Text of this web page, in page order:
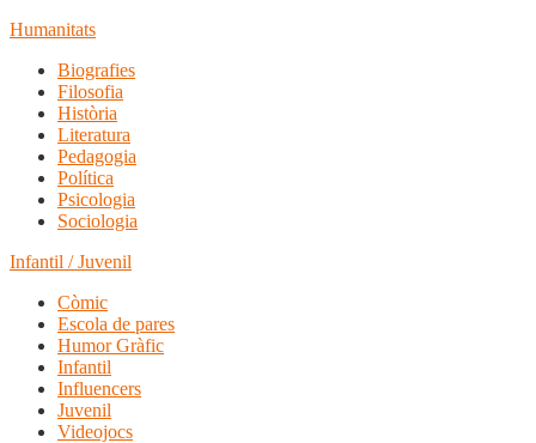
Humanitats
Biografies
Filosofia
Història
Literatura
Pedagogia
Política
Psicologia
Sociologia
Infantil / Juvenil
Còmic
Escola de pares
Humor Gràfic
Infantil
Influencers
Juvenil
Videojocs